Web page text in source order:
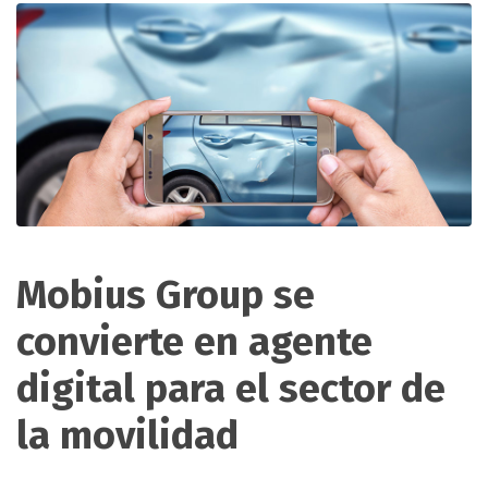
Mobius Group se
convierte en agente
digital para el sector de
la movilidad